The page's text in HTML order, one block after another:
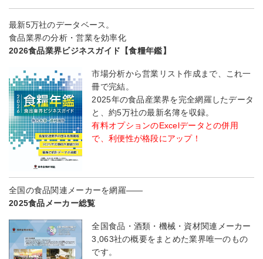
最新5万社のデータベース。
食品業界の分析・営業を効率化
2026食品業界ビジネスガイド【食糧年鑑】
市場分析から営業リスト作成まで、これ一
冊で完結。
2025年の食品産業界を完全網羅したデータ
と、約5万社の最新名簿を収録。
有料オプションのExcelデータとの併用
で、利便性が格段にアップ！
全国の食品関連メーカーを網羅――
2025食品メーカー総覧
全国食品・酒類・機械・資材関連メーカー
3,063社の概要をまとめた業界唯一のもの
です。